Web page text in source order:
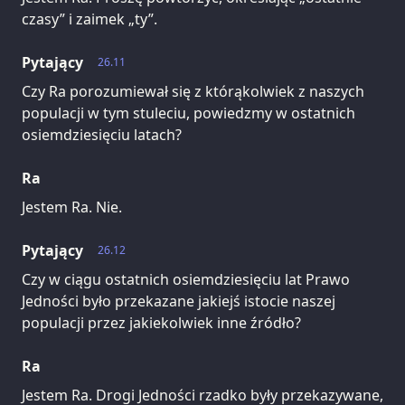
czasy” i zaimek „ty”.
26.11
Pytający
Czy Ra porozumiewał się z którąkolwiek z naszych
populacji w tym stuleciu, powiedzmy w ostatnich
osiemdziesięciu latach?
Ra
Jestem Ra. Nie.
26.12
Pytający
Czy w ciągu ostatnich osiemdziesięciu lat Prawo
Jedności było przekazane jakiejś istocie naszej
populacji przez jakiekolwiek inne źródło?
Ra
Jestem Ra. Drogi Jedności rzadko były przekazywane,